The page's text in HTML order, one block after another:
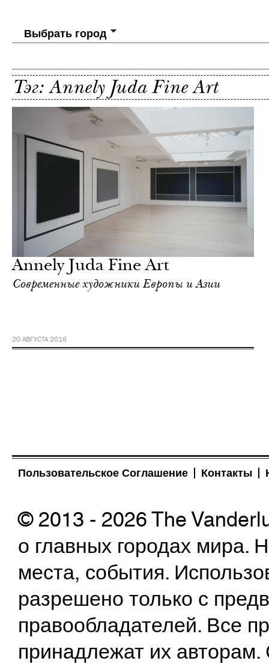
Выбрать город
Тэг: Annely Juda Fine Art
Annely Juda Fine Art
Современные художники Европы и Азии
20 АВГУСТА 2016
Пользовательское Соглашение Контакты
© 2013 - 2026 The
о главных городах
места, события.
разрешено только с
правообладателей. Все
принадлежат их